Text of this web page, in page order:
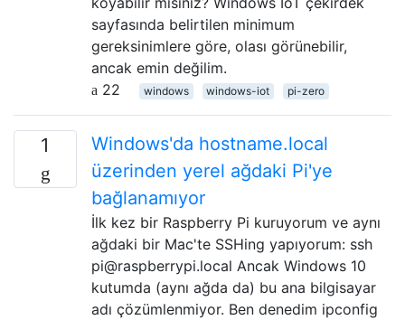
sayfasında belirtilen minimum
gereksinimlere göre, olası görünebilir,
ancak emin değilim.
22
windows windows-iot pi-zero
1
Windows'da hostname.local
üzerinden yerel ağdaki Pi'ye
bağlanamıyor
İlk kez bir Raspberry Pi kuruyorum ve aynı
ağdaki bir Mac'te SSHing yapıyorum: ssh
pi@raspberrypi.local Ancak Windows 10
kutumda (aynı ağda da) bu ana bilgisayar
adı çözümlenmiyor. Ben denedim ipconfig